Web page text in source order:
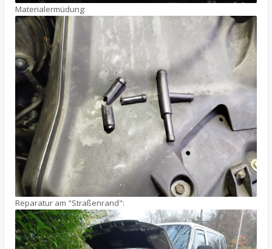
Materialermüdung:
Reparatur am "Straßenrand":